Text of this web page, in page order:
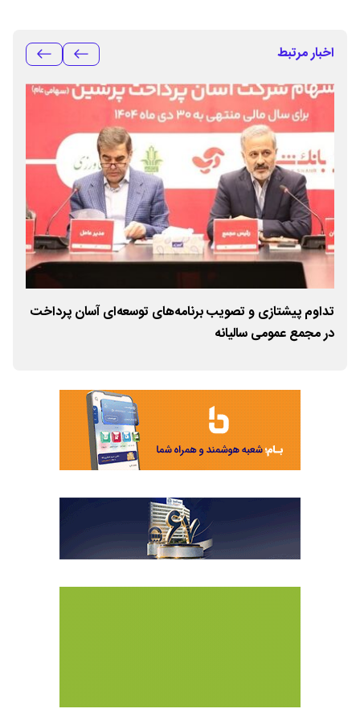
اخبار مرتبط
تداوم پیشتازی و تصویب برنامه‌های توسعه‌ای آسان پرداخت
در مجمع عمومی سالیانه